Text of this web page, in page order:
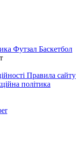
Футзал Баскетбол
Правила сайту
політика